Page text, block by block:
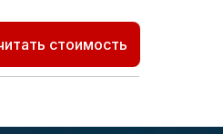
стоимость